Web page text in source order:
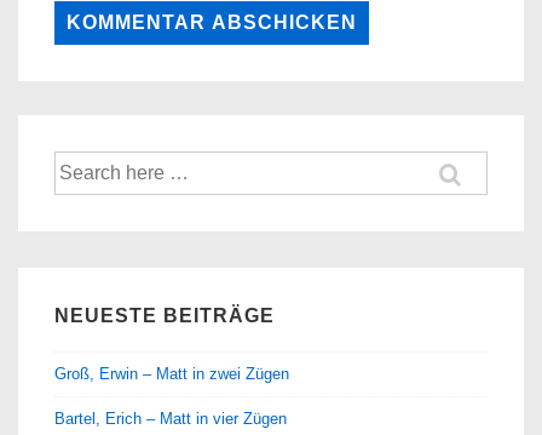
Suche
nach:
NEUESTE BEITRÄGE
Groß, Erwin – Matt in zwei Zügen
Bartel, Erich – Matt in vier Zügen